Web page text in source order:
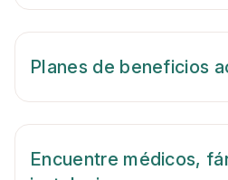
Planes de beneficios
Encuentre médicos,